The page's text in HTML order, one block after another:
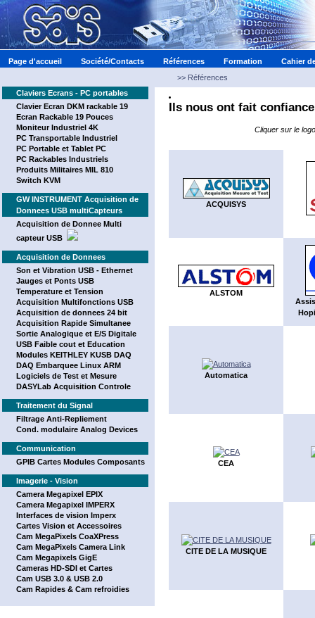
Page d'accueil Société/Contacts Références Formation
Cahier
>> Références
Claviers Ecrans - PC portables
Clavier Ecran DKM rackable 19
Ecran Rackable 19 Pouces
Moniteur Industriel 4K
PC Transportable Industriel
PC Portable et Tablet PC
PC Rackables Industriels
Produits Militaires MIL 810
Switch KVM
GW INSTRUMENT Acquisition de
Donnees USB multiCapteurs
Acquisition de Donnee Multi
capteur USB
Acquisition de Donnees
Son et Vibration USB - Ethernet
Jauges et Ponts USB
Temperature et Tension
Acquisition Multifonctions USB
Acquisition de donnees 24 bit
Acquisition Rapide Simultanee
Sortie Analogique et E/S Digitale
USB Faible cout et Education
Modules KEITHLEY KUSB DAQ
DAQ Embarquee Linux ARM
Logiciels de Test et Mesure
DASYLab Acquisition Controle
Traitement du Signal
Filtrage Anti-Repliement
Cond. modulaire Analog Devices
Communication
GPIB Cartes Modules Composants
Imagerie - Vision
Camera Megapixel EPIX
Camera Megapixel IMPERX
Interfaces de vision Imperx
Cartes Vision et Accessoires
Cam MegaPixels CoaXPress
Cam MegaPixels Camera Link
Cam Megapixels GigE
Cameras HD-SDI et Cartes
Cam USB 3.0 & USB 2.0
Cam Rapides & Cam refroidies
Ils nous ont fait confiance
Cliquer sur le
ACQUISYS
ALSTOM
Automatica
CEA
CITE DE LA MUSIQUE